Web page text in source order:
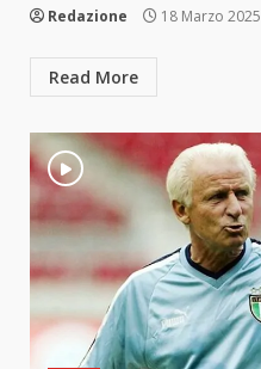
Redazione 18 Marzo 2025
Read More